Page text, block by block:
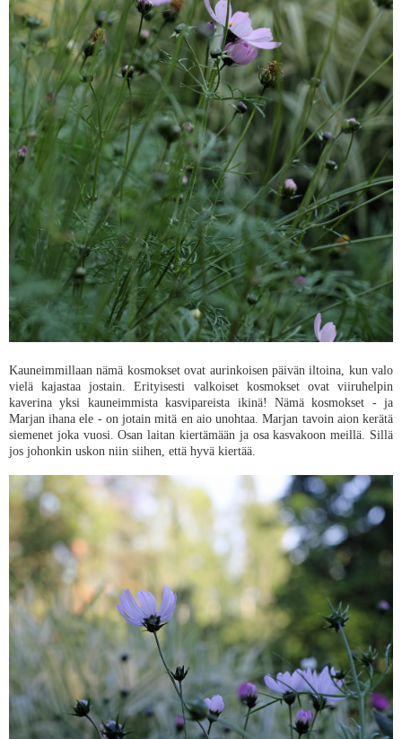
Kauneimmillaan nämä kosmokset ovat aurinkoisen päivän iltoina, kun valo
vielä kajastaa jostain. Erityisesti valkoiset kosmokset ovat viiruhelpin
kaverina yksi kauneimmista kasvipareista ikinä! Nämä kosmokset - ja
Marjan ihana ele - on jotain mitä en aio unohtaa. Marjan tavoin aion kerätä
siemenet joka vuosi. Osan laitan kiertämään ja osa kasvakoon meillä. Sillä
jos johonkin uskon niin siihen, että hyvä kiertää.